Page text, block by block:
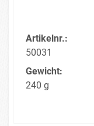
Artikelnr.:
50031
Gewicht:
240 g